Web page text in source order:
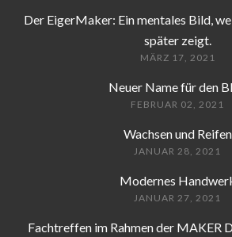
Der EigerMaker: Ein mentales Bild,
später zeigt.
MÄRZ 17, 2021
Neuer Name für den
FEBRUAR 02, 2021
Wachsen und Reifen
JANUAR 28, 2021
Modernes
JANUAR 27, 2021
Fachtreffen im Rahmen der MAKER